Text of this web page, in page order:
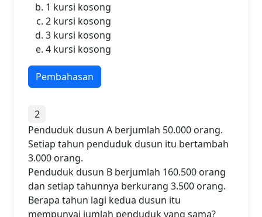
1 kursi kosong
2 kursi kosong
3 kursi kosong
4 kursi kosong
Pembahasan
2
Penduduk dusun A berjumlah 50.000 orang.
Setiap tahun penduduk dusun itu bertambah
3.000 orang.
Penduduk dusun B berjumlah 160.500 orang
dan setiap tahunnya berkurang 3.500 orang.
Berapa tahun lagi kedua dusun itu
mempunyai jumlah penduduk yang sama?